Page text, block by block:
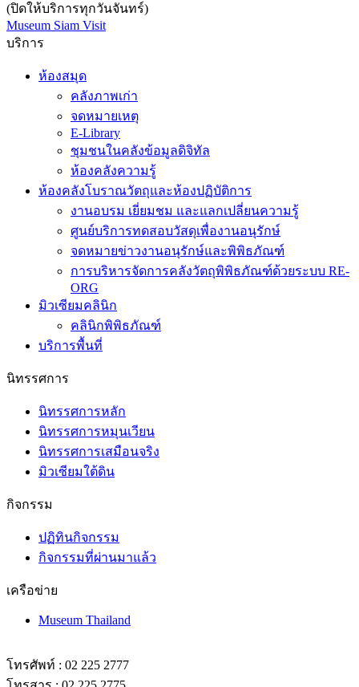
(ปิดให้บริการทุกวันจันทร์)
Museum Siam Visit
บริการ
ห้องสมุด
คลังภาพเก่า
จดหมายเหตุ
E-Library
ชุมชนในคลังข้อมูลดิจิทัล
ห้องคลังความรู้
ห้องคลังโบราณวัตถุและห้องปฏิบัติการ
งานอบรม เยี่ยมชม และแลกเปลี่ยนความรู้
ศูนย์บริการทดสอบวัสดุเพื่องานอนุรักษ์
จดหมายข่าวงานอนุรักษ์และพิพิธภัณฑ์
การบริหารจัดการคลังวัตถุพิพิธภัณฑ์ด้วยระบบ RE-
ORG
มิวเซียมคลินิก
คลินิกพิพิธภัณฑ์
บริการพื้นที่
นิทรรศการ
นิทรรศการหลัก
นิทรรศการหมุนเวียน
นิทรรศการเสมือนจริง
มิวเซียมใต้ดิน
กิจกรรม
ปฏิทินกิจกรรม
กิจกรรมที่ผ่านมาแล้ว
เครือข่าย
Museum Thailand
โทรศัพท์ : 02 225 2777